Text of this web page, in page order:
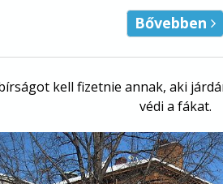
Bővebben 
kell fizetnie annak, aki
védi a fákat.